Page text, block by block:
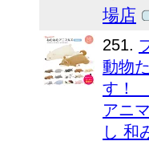
場店
251.
動物
す！
アニ
し 和